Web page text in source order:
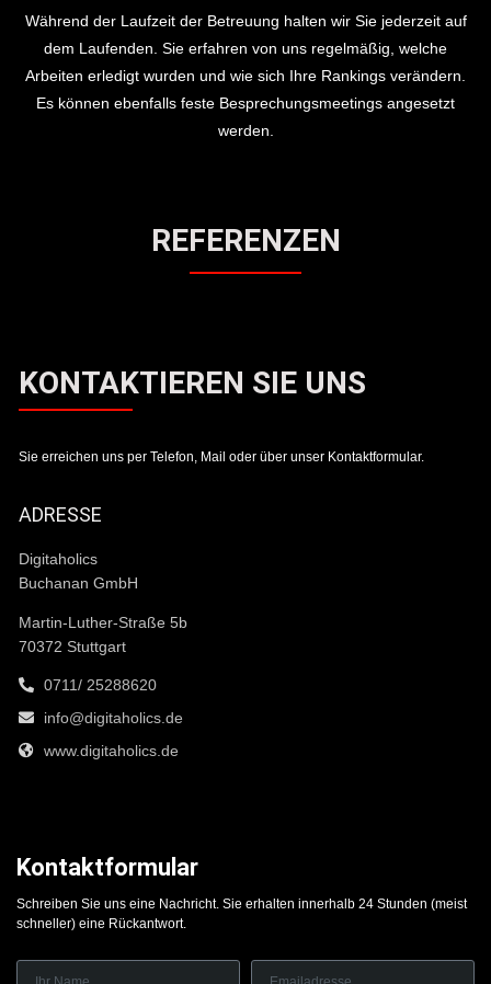
Während der Laufzeit der Betreuung halten wir Sie jederzeit auf
dem Laufenden. Sie erfahren von uns regelmäßig, welche
Arbeiten erledigt wurden und wie sich Ihre Rankings verändern.
Es können ebenfalls feste Besprechungsmeetings angesetzt
werden.
REFERENZEN
KONTAKTIEREN SIE UNS
Sie erreichen uns per Telefon, Mail oder über unser Kontaktformular.
ADRESSE
Digitaholics
Buchanan GmbH
Martin-Luther-Straße 5b
70372 Stuttgart
0711/ 25288620
info@digitaholics.de
www.digitaholics.de
Kontaktformular
Schreiben Sie uns eine Nachricht. Sie erhalten innerhalb 24 Stunden (meist
schneller) eine Rückantwort.